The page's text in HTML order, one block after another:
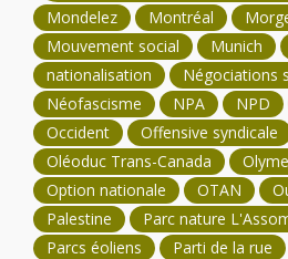
Mondelez
Montréal
Mouvement social
Munich
nationalisation
Négociations
Néofascisme
NPA NPD
Occident
Offensive syndicale
Oléoduc Trans-Canada
Option nationale
OTAN
Palestine
Parc nature
Parcs éoliens
Parti de la rue